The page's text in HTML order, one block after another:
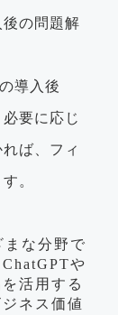
の問題解
導入後
要に応じ
ば、フィ
。
な分野で
や
活用する
ネス価値